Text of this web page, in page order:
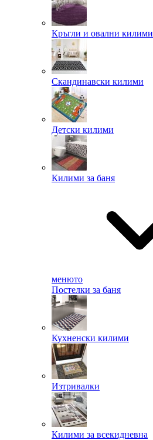
Кръгли и овални килими
Скандинавски килими
Детски килими
Килими за баня
менюто
Постелки за баня
Кухненски килими
Изтривалки
Килими за всекидневна